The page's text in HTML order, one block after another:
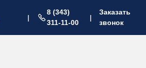
|
8 (343)
311-11-00
|
Заказать
звонок